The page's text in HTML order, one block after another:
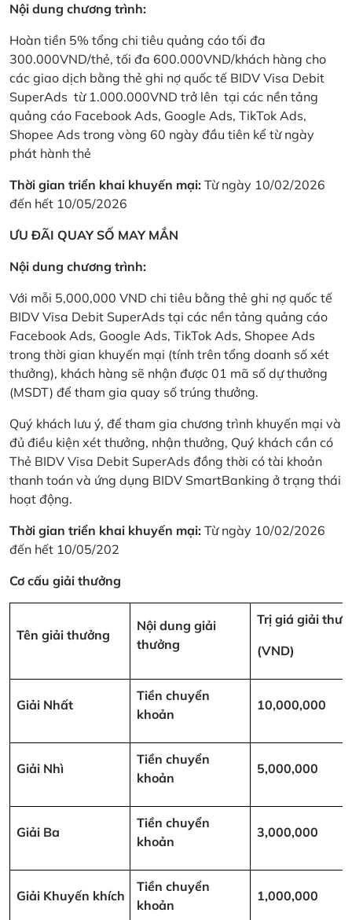
Nội dung chương trình:
Hoàn tiền 5% tổng chi tiêu quảng cáo tối đa
300.000VND/thẻ, tối đa 600.000VND/khách hàng cho
các giao dịch bằng thẻ ghi nợ quốc tế BIDV Visa Debit
SuperAds từ 1.000.000VND trở lên tại các nền tảng
quảng cáo Facebook Ads, Google Ads, TikTok Ads,
Shopee Ads trong vòng 60 ngày đầu tiên kể từ ngày
phát hành thẻ
Thời gian triển khai khuyến mại: Từ ngày 10/02/2026
đến hết 10/05/2026
ƯU ĐÃI QUAY SỐ MAY MẮN
Nội dung chương trình:
Với mỗi 5,000,000 VND chi tiêu bằng thẻ ghi nợ quốc tế
BIDV Visa Debit SuperAds tại các nền tảng quảng cáo
Facebook Ads, Google Ads, TikTok Ads, Shopee Ads
trong thời gian khuyến mại (tính trên tổng doanh số xét
thưởng), khách hàng sẽ nhận được 01 mã số dự thưởng
(MSDT) để tham gia quay số trúng thưởng.
Quý khách lưu ý, để tham gia chương trình khuyến mại và
đủ điều kiện xét thưởng, nhận thưởng, Quý khách cần có
Thẻ BIDV Visa Debit SuperAds đồng thời có tài khoản
thanh toán và ứng dụng BIDV SmartBanking ở trạng thái
hoạt động.
Thời gian triển khai khuyến mại: Từ ngày 10/02/2026
đến hết 10/05/202
Cơ cấu giải thưởng
Tên giải thưởng
Nội dung giải
thưởng
Trị giá giải
(VND)
Giải Nhất
Tiền chuyển
khoản
10,000,000
Giải Nhì
Tiền chuyển
khoản
5,000,000
Giải Ba
Tiền chuyển
khoản
3,000,000
Giải Khuyến khích
Tiền chuyển
khoản
1,000,000